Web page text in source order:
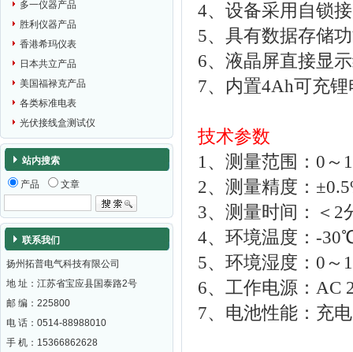
多一仪器产品
胜利仪器产品
香港希玛仪表
日本共立产品
美国福禄克产品
各类标准电表
光伏接线盒测试仪
站内搜索
产品 文章
联系我们
扬州拓普电气科技有限公司
地 址：江苏省宝应县国泰路2号
邮 编： 225800
电 话：0514-88988010
手 机：15366862628
4、设备采用自锁
5、具有数据存储
6、液晶屏直接显
7、内置4Ah可充
技术参数
1、测量范围：0～
2、测量精度：
3、测量时间：＜2
4、环境温度：-
5、环境湿度：0～
6、工作电源：AC
7、电池性能：充